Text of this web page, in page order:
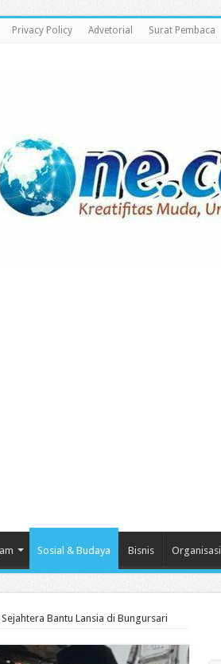
Privacy Policy Advetorial Surat Pembaca
Sosial & Budaya Bisnis Organisasi
Bantu Lansia di Bungursari